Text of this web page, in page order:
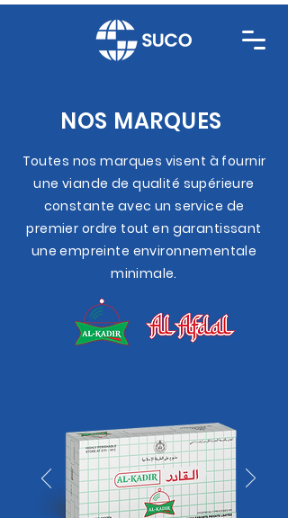
NOS MARQUES
Toutes nos marques visent à fournir
une viande de qualité supérieure
constante avec un service de
premier ordre tout en garantissant
une empreinte environnementale
minimale.